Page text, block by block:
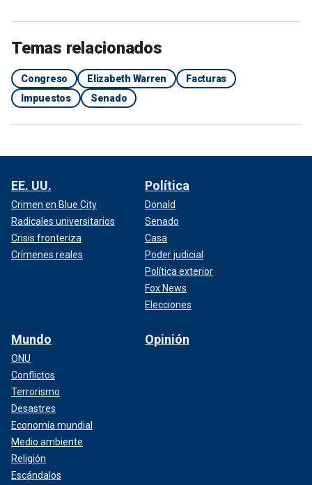
Temas relacionados
Congreso Elizabeth Warren
Facturas
Impuestos
Senado
EE. UU.
Crimen en Blue City
Radicales universitarios
Crisis fronteriza
Crímenes reales
Política
Donald
Senado
Casa
Poder judicial
Política exterior
Fox News
Elecciones
Mundo
ONU
Conflictos
Terrorismo
Desastres
Economía mundial
Medio ambiente
Religión
Escándalos
Opinión